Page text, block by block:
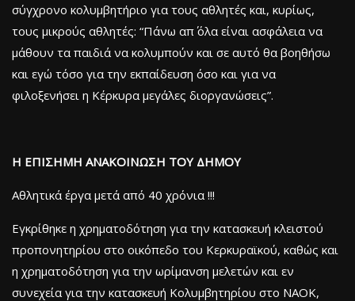
σύγχρονο κολυμβητήριο για τους αθλητές και, κυρίως,
τους μικρούς αθλητές: “Πάνω απ΄ όλα είναι ασφάλεια να
μάθουν τα παιδιά να κολυμπούν και σε αυτό θα βοηθήσω
και εγώ τόσο για την εκπαίδευση όσο και για να
φιλοξενήσει η Κέρκυρα μεγάλες διοργανώσεις”.
Η ΕΠΙΣΗΜΗ ΑΝΑΚΟΙΝΩΣΗ ΤΟΥ ΔΗΜΟΥ
Αθλητικά έργα μετά από 40 χρόνια !!!
Εγκρίθηκε η χρηματοδότηση για την κατασκευή κλειστού
προπονητηρίου στο οικόπεδο του Κερκυραϊκού, καθώς και
η χρηματοδότηση για την ωρίμανση μελετών και εν
συνεχεία για την κατασκευή Κολυμβητηρίου στο ΝΑΟΚ,